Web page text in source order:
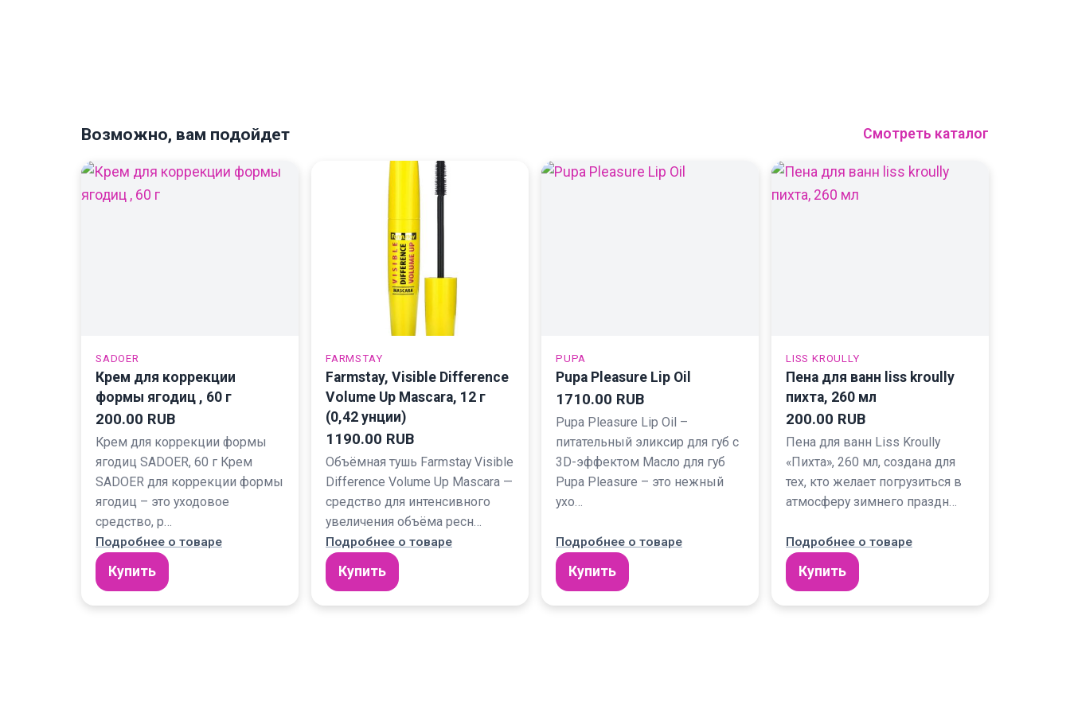
Возможно, вам подойдет Смотреть каталог
SADOER
Крем для коррекции
формы ягодиц , 60 г
200.00 RUB
Крем для коррекции формы
ягодиц SADOER, 60 г Крем
SADOER для коррекции формы
ягодиц – это уходовое
средство, р…
Подробнее о товаре
Купить
FARMSTAY
Farmstay, Visible Difference
Volume Up Mascara, 12 г
(0,42 унции)
1190.00 RUB
Объёмная тушь Farmstay Visible
Difference Volume Up Mascara —
средство для интенсивного
увеличения объёма ресн…
Подробнее о товаре
Купить
PUPA
Pupa Pleasure Lip Oil
1710.00 RUB
Pupa Pleasure Lip Oil –
питательный эликсир для губ с
3D-эффектом Масло для губ
Pupa Pleasure – это нежный
ухо…
Подробнее о товаре
Купить
LISS KROULLY
Пена для ванн liss kroully
пихта, 260 мл
200.00 RUB
Пена для ванн Liss Kroully
«Пихта», 260 мл, создана для
тех, кто желает погрузиться в
атмосферу зимнего праздн…
Подробнее о товаре
Купить